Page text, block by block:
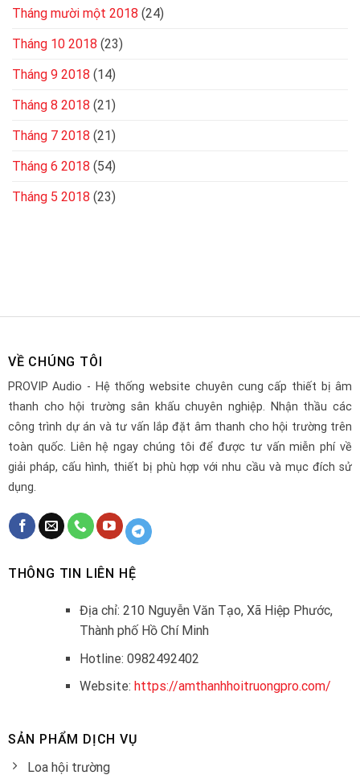
Tháng mười một 2018 (24)
Tháng 10 2018 (23)
Tháng 9 2018 (14)
Tháng 8 2018 (21)
Tháng 7 2018 (21)
Tháng 6 2018 (54)
Tháng 5 2018 (23)
VỀ CHÚNG TÔI
PROVIP Audio - Hệ thống website chuyên cung cấp thiết bị âm
thanh cho hội trường sân khấu chuyên nghiệp. Nhận thầu các
công trình dự án và tư vấn lắp đặt âm thanh cho hội trường trên
toàn quốc. Liên hệ ngay chúng tôi để được tư vấn miễn phí về
giải pháp, cấu hình, thiết bị phù hợp với nhu cầu và mục đích sử
dụng.
THÔNG TIN LIÊN HỆ
Địa chỉ: 210 Nguyễn Văn Tạo, Xã Hiệp Phước,
Thành phố Hồ Chí Minh
Hotline: 0982492402
Website: https://amthanhhoitruongpro.com/
SẢN PHẨM DỊCH VỤ
Loa hội trường